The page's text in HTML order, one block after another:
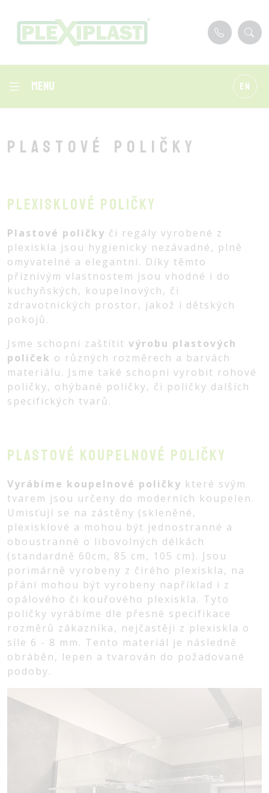
Menu EN
Plastové poličky
Plexisklové poličky
Plastové poličky či regály vyrobené z
plexiskla jsou hygienicky nezávadné, plně
omyvatelné a elegantní. Díky těmto
příznivým vlastnostem jsou vhodné i do
kuchyňských, koupelnových, či
zdravotnických prostor, jakož i dětských
pokojů.
Jsme schopni zaštítit výrobu plastových
poliček o různých rozměrech a barvách
materiálu. Jsme také schopni vyrobit rohové
poličky, ohýbané poličky, či poličky dalších
specifických tvarů.
Plastové koupelnové poličky
Vyrábíme koupelnové poličky které svým
tvarem jsou určeny do moderních koupelen.
Umisťují se na zástěny (skleněné,
plexisklové a mohou být jednostranné a
oboustranné o libovolných délkách
(standardně 60cm, 85 cm, 105 cm). Jsou
porimárně vyrobeny z čirého plexiskla, na
přání mohou být vyrobeny například i z
opálového či kouřového plexiskla. Tyto
poličky vyrábíme dle přesné specifikace
rozměrů zákazníka, nejčastěji z plexiskla o
síle 6 - 8 mm. Tento materiál je následně
obráběn, lepen a tvarován do požadované
podoby.